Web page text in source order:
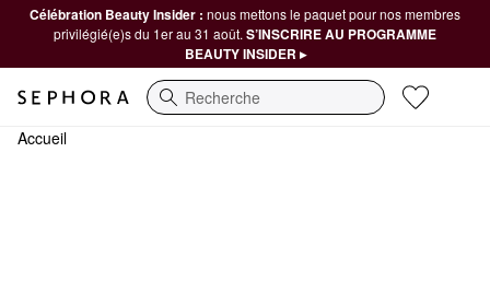
Célébration Beauty Insider : nous mettons le paquet pour nos membres
privilégié(e)s du 1er au 31 août. S’INSCRIRE AU PROGRAMME
BEAUTY INSIDER ▸
Recherche
Accueil